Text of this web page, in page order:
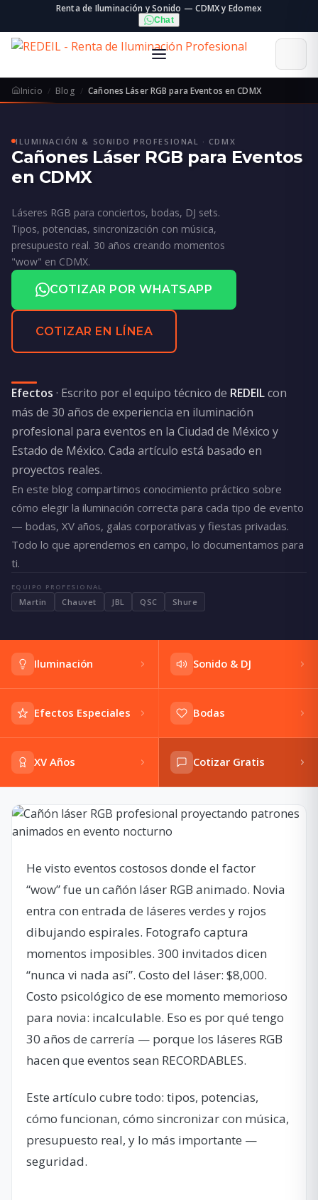
Renta de Iluminación y Sonido — CDMX y Edomex
Chat
Inicio Blog Cañones Láser RGB para Eventos en CDMX
ILUMINACIÓN & SONIDO PROFESIONAL · CDMX
Cañones Láser RGB para Eventos
en CDMX
Láseres RGB para conciertos, bodas, DJ sets.
Tipos, potencias, sincronización con música,
presupuesto real. 30 años creando momentos
"wow" en CDMX.
COTIZAR POR WHATSAPP
COTIZAR EN LÍNEA
Efectos · Escrito por el equipo técnico de REDEILcon
más de 30 años de experiencia en iluminación
profesional para eventos en la Ciudad de México y
Estado de México. Cada artículo está basado en
proyectos reales.
En este blog compartimos conocimiento práctico sobre
cómo elegir la iluminación correcta para cada tipo de evento
— bodas, XV años, galas corporativas y fiestas privadas.
Todo lo que aprendemos en campo, lo documentamos para
ti.
EQUIPO PROFESIONAL
Martin Chauvet JBL QSC Shure
Iluminación Sonido & DJ
Efectos Especiales Bodas
XV Años Cotizar Gratis
He visto eventos costosos donde el factor
“wow” fue un cañón láser RGB animado. Novia
entra con entrada de láseres verdes y rojos
dibujando espirales. Fotografo captura
momentos imposibles. 300 invitados dicen
“nunca vi nada así”. Costo del láser: $8,000.
Costo psicológico de ese momento memorioso
para novia: incalculable. Eso es por qué tengo
30 años de carrería — porque los láseres RGB
hacen que eventos sean RECORDABLES.
Este artículo cubre todo: tipos, potencias,
cómo funcionan, cómo sincronizar con música,
presupuesto real, y lo más importante —
seguridad.